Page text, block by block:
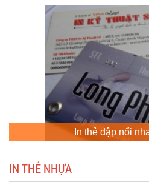
In thẻ dập nổi
IN THẺ NHỰA